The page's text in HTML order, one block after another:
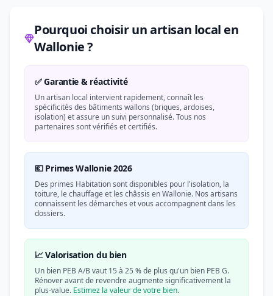
Pourquoi choisir un artisan local en
Wallonie ?
✅ Garantie & réactivité
Un artisan local intervient rapidement, connaît les
spécificités des bâtiments wallons (briques, ardoises,
isolation) et assure un suivi personnalisé. Tous nos
partenaires sont vérifiés et certifiés.
💶 Primes Wallonie 2026
Des primes Habitation sont disponibles pour l'isolation, la
toiture, le chauffage et les châssis en Wallonie. Nos artisans
connaissent les démarches et vous accompagnent dans les
dossiers.
📈 Valorisation du bien
Un bien PEB A/B vaut 15 à 25 % de plus qu'un bien PEB G.
Rénover avant de revendre augmente significativement la
plus-value. Estimez la valeur de votre bien.